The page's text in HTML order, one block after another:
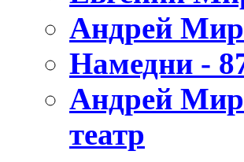
Андрей
Намедни -
Андрей
театр